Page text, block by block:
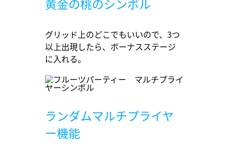
黄金の桃のシンボル
グリッド上のどこでもいいので、3つ
以上出現したら、ボーナスステージ
に入れる。
ランダムマルチプライヤ
ー機能